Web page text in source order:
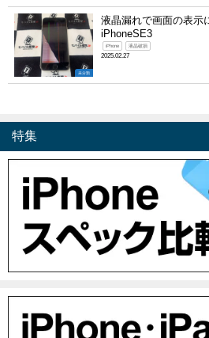
未分類
液晶漏れで画面の表示
iPhoneSE3
iPhone 液晶破損
2025.02.27
特集